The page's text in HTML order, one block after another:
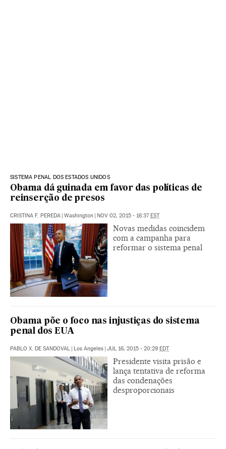
SISTEMA PENAL DOS ESTADOS UNIDOS
Obama dá guinada em favor das políticas de
reinserção de presos
CRISTINA F. PEREDA | Washington | NOV 02, 2015 - 16:37EST
Novas medidas coincidem
com a campanha para
reformar o sistema penal
Obama põe o foco nas injustiças do sistema
penal dos EUA
PABLO X. DE SANDOVAL | Los Angeles | JUL 16, 2015 - 20:29 EDT
Presidente visita prisão e
lança tentativa de reforma
das condenações
desproporcionais